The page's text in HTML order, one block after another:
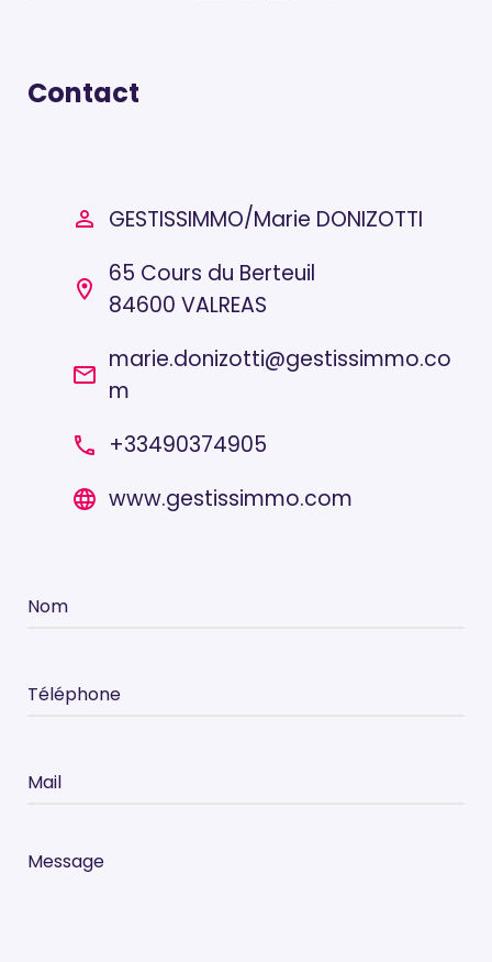
Contact
Nom
Téléphone
Mail
Message
person_outline GESTISSIMMO/Marie DONIZOTTI
location_on
65 Cours du Berteuil
84600 VALREAS
email
marie.donizotti@gestissimmo.co
m
local_phone +33490374905
language www.gestissimmo.com